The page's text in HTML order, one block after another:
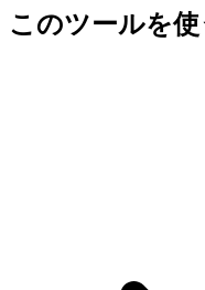
このツールを